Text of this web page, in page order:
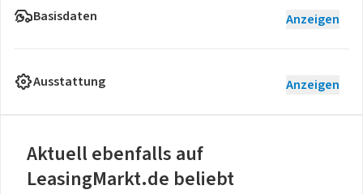
Basisdaten Anzeigen
Ausstattung Anzeigen
Aktuell ebenfalls auf
LeasingMarkt.de beliebt